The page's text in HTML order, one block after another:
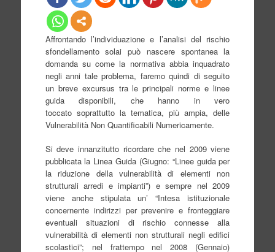
Affrontando l’individuazione e l’analisi del rischio
sfondellamento solai può nascere spontanea la
domanda su come la normativa abbia inquadrato
negli anni tale problema, faremo quindi di seguito
un breve excursus tra le principali norme e linee
guida disponibili, che hanno in vero
toccato soprattutto la tematica, più ampia, delle
Vulnerabilità Non Quantificabili Numericamente.
Si deve innanzitutto ricordare che nel 2009 viene
pubblicata la Linea Guida (Giugno: “Linee guida per
la riduzione della vulnerabilità di elementi non
strutturali arredi e impianti”) e sempre nel 2009
viene anche stipulata un’ “Intesa istituzionale
concernente indirizzi per prevenire e fronteggiare
eventuali situazioni di rischio connesse alla
vulnerabilità di elementi non strutturali negli edifici
scolastici”; nel frattempo nel 2008 (Gennaio)